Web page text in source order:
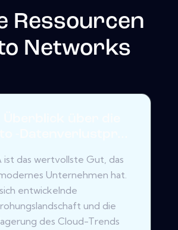
Ressourcen
Networks
ist das wertvollste Gut, das
Unternehmen hat.
entwickelnde
und die
des Cloud-Trends